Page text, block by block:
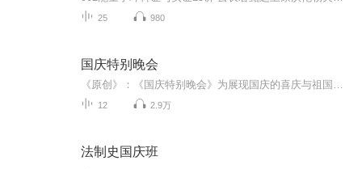
25 980
国庆特别晚会
12 2.9万
法制史国庆班